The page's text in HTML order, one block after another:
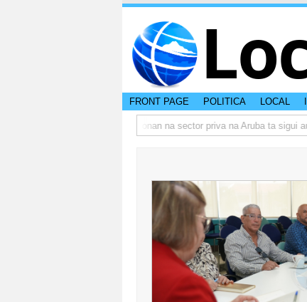
FRONT PAGE POLITICA LOCAL
Prestamonan na sector priva na Aruba ta sigui